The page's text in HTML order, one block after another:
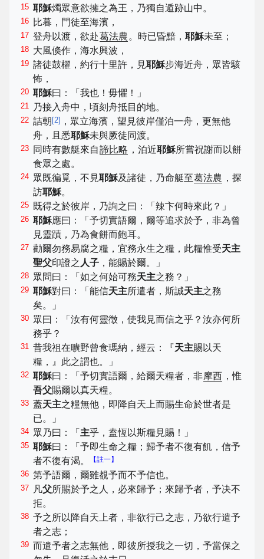
15 耶穌燭眾意欲擁之為王，乃獨自遁跡山中。
16 比暮，門徒至海濱，
17 登舟以渡，欲赴葛法農。時已昏黯，耶穌未至；
18 大風倏作，海水興波，
19 諸徒鼓櫂，約行十里許，見耶穌步海近舟，眾皆駭
怖，
20 耶穌曰：「我也！毋懼！」
21 乃接入舟中，頃刻舟抵目的地。
22 詰朝 [2] ，眾立海濱，望見彼岸僅泊一舟，更無他
舟，且悉耶穌未與厥徒同渡。
23 同時有數艇來自諦比略 ，泊近耶穌所嘗祝謝而以餅
食眾之處。
24 眾既徧覓，不見耶穌及諸徒，乃命艇至葛法農 ，探
訪耶穌。
25 既得之於彼岸，乃詢之曰：「辣卞何時來此？」
26 耶穌應曰：「予切實語爾，爾等追求於予，非為曾
見靈蹟，乃為食餅而飽耳。
27 勸爾勿務易腐之糧，宜務永生之糧，此糧惟受天主
聖父印證之 人子 ，能賜於爾。」
28 眾問曰：「如之何始可務天主之務？」
29 耶穌對曰：「能信天主所遣者，斯誠天主之務
矣。」
30 眾曰：「汝有何靈徵，使我見而信之乎？汝亦何所
務乎？
31 昔我祖在曠野曾食瑪納，經云：『天主賜以天
糧，』此之謂也。」
32 耶穌曰：「予切實語爾，給爾天糧者，非摩西 ，惟
吾父賜爾以真天糧。
33 蓋天主之糧無他，即降自天上而賜生命於世者是
已。」
34 眾乃曰：「主乎，盍恆以斯糧見賜！」
35 耶穌曰：「予即生命之糧；歸予者不復有飢，信予
者不復有渴。
【註一】
36 第予語爾，爾雖覩予而不予信也。
37 凡父所賜於予之人，必來歸予；來歸予者，予决不
拒。
38 予之所以降自天上者，非欲行己之志，乃欲行遣予
者之志；
39 而遣予者之志無他，即彼所授我之一切，予當保之